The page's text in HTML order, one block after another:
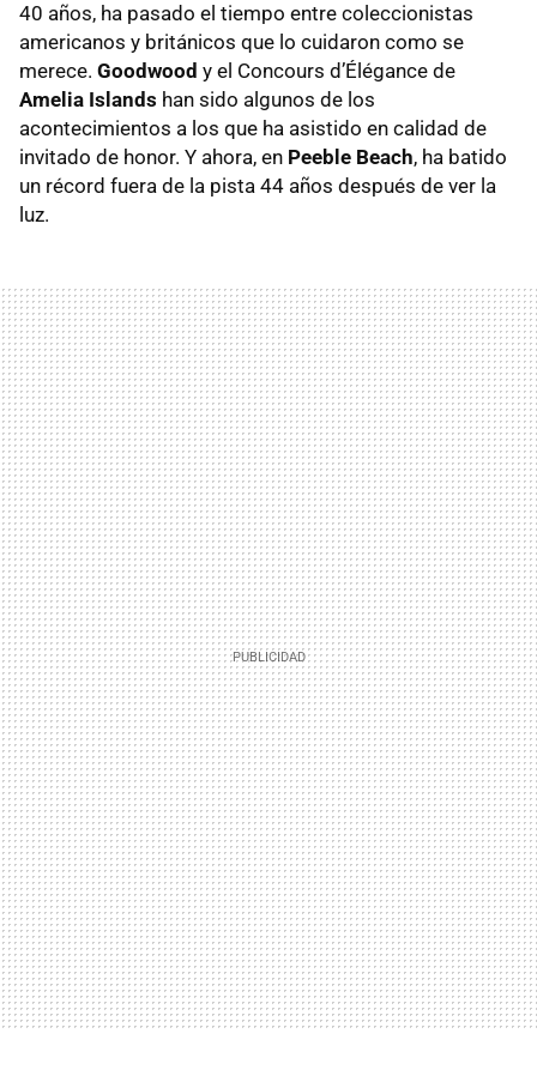
40 años, ha pasado el tiempo entre coleccionistas
americanos y británicos que lo cuidaron como se
merece. Goodwood y el Concours d’Élégance de
Amelia Islands han sido algunos de los
acontecimientos a los que ha asistido en calidad de
invitado de honor. Y ahora, en Peeble Beach, ha batido
un récord fuera de la pista 44 años después de ver la
luz.